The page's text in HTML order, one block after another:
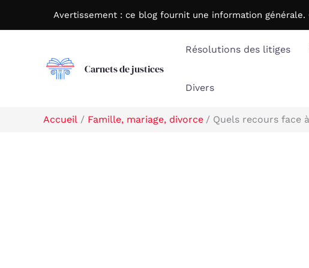
Avertissement : ce blog fournit une information générale.
Carnets de justices
Résolutions des litiges
Divers
Accueil Famille, mariage, divorce Quels recours face